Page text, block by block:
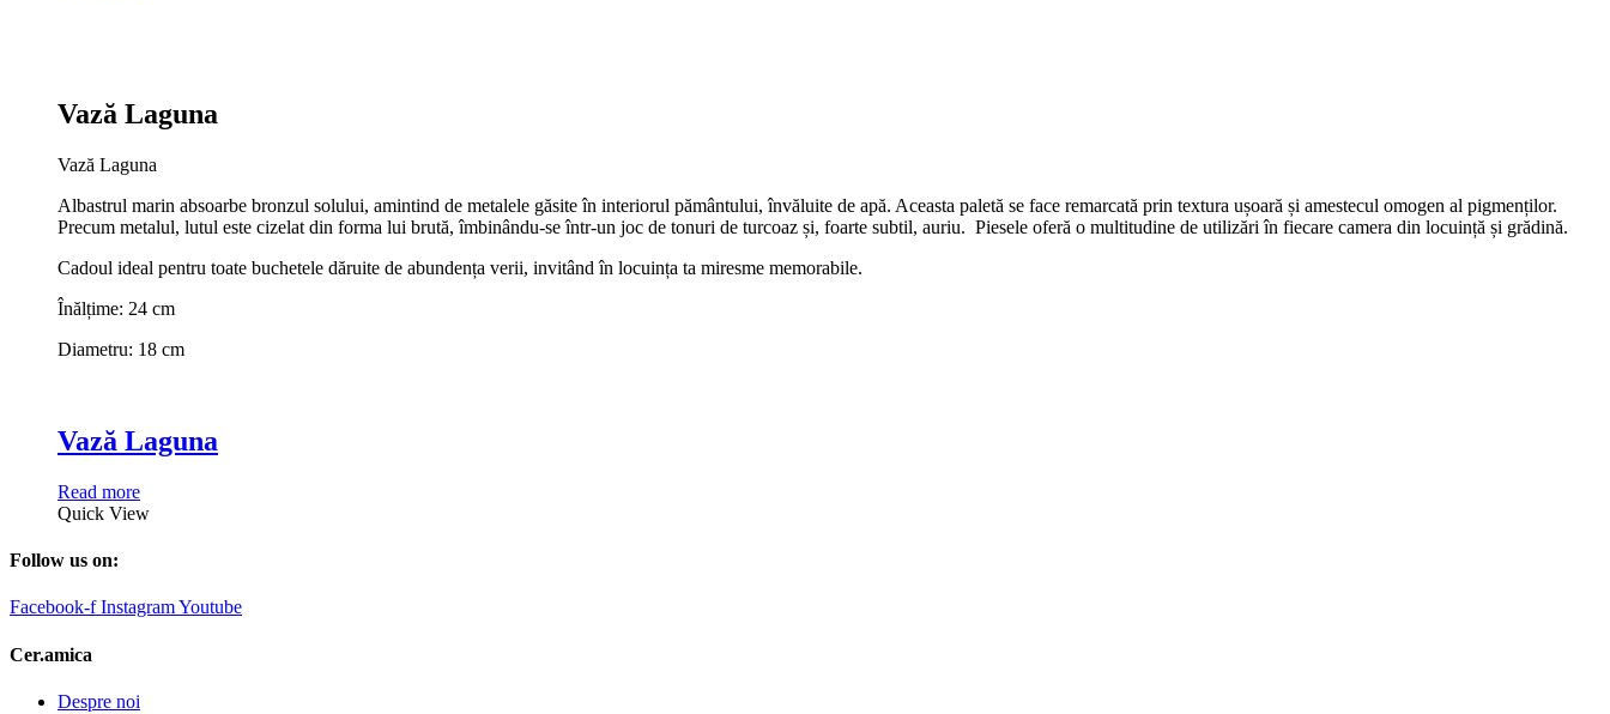
Vază Laguna
Vază Laguna
Albastrul marin absoarbe bronzul solului, amintind de metalele găsite în interiorul pământului, învăluite de apă. Aceasta paletă se face remarcată prin textura ușoară și amestecul omogen al pigmenților.
Precum metalul, lutul este cizelat din forma lui brută, îmbinându-se într-un joc de tonuri de turcoaz și, foarte subtil, auriu. Piesele oferă o multitudine de utilizări în fiecare camera din locuință și grădină.
Cadoul ideal pentru toate buchetele dăruite de abundența verii, invitând în locuința ta miresme memorabile.
Înălțime: 24 cm
Diametru: 18 cm
Vază Laguna
Read more
Quick View
Follow us on:
Facebook-f InstagramYoutube
Cer.amica
Despre noi